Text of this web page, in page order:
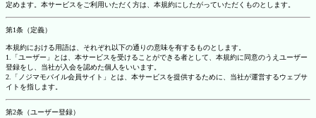
定めます。本サービスをご利用いただく方は、本規約にしたがっていただくものとします。
第1条（定義）
本規約における用語は、それぞれ以下の通りの意味を有するものとします。
1.「ユーザー」とは、本サービスを受けることができる者として、本規約に同意のうえユーザー
登録をし、当社が入会を認めた個人をいいます。
2.「ノジマモバイル会員サイト」とは、本サービスを提供するために、当社が運営するウェブサ
イトを指します。
第2条（ユーザー登録）